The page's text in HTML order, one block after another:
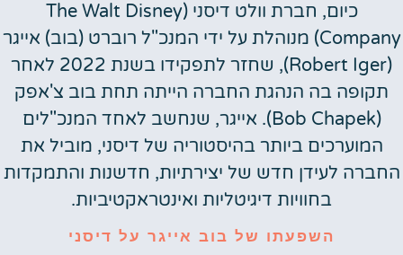
כיום, חברת וולט דיסני (The Walt Disney
Company) מנוהלת על ידי המנכ"ל רוברט (בוב) אייגר
(Robert Iger), שחזר לתפקידו בשנת 2022 לאחר
תקופה בה הנהגת החברה הייתה תחת בוב צ'אפק
(Bob Chapek). אייגר, שנחשב לאחד המנכ"לים
המוערכים ביותר בהיסטוריה של דיסני, מוביל את
החברה לעידן חדש של יצירתיות, חדשנות והתמקדות
בחוויות דיגיטליות ואינטראקטיביות.
השפעתו של בוב אייגר על דיסני